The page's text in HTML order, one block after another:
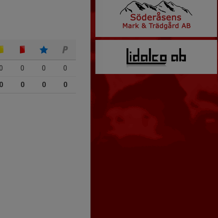
0 0
0
0 0 0 0